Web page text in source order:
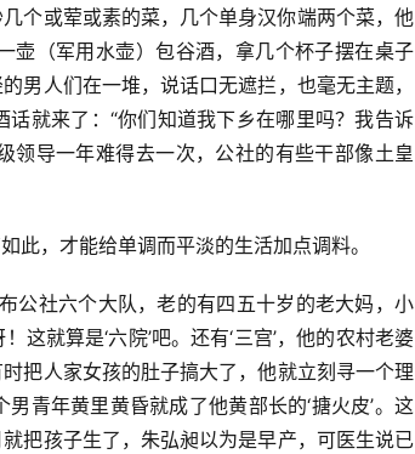
个或荤或素的菜，几个单身汉你端两个菜，他
壶（军用水壶）包谷酒，拿几个杯子摆在桌子
男人们在一堆，说话口无遮拦，也毫无主题，
就来了：“你们知道我下乡在哪里吗？我告诉
领导一年难得去一次，公社的有些干部像土皇
此，才能给单调而平淡的生活加点调料。
公社六个大队，老的有四五十岁的老大妈，小
就算是‘六院’吧。还有‘三宫’，他的农村老婆
把人家女孩的肚子搞大了，他就立刻寻一个理
青年黄里黄昏就成了他黄部长的‘搪火皮’。这
把孩子生了，朱弘昶以为是早产，可医生说已